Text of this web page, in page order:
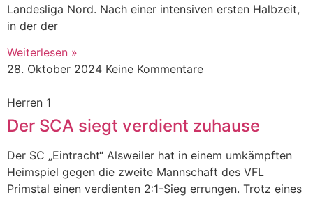
Landesliga Nord. Nach einer intensiven ersten Halbzeit,
in der der
Weiterlesen »
28. Oktober 2024 Keine Kommentare
Herren 1
Der SCA siegt verdient zuhause
Der SC „Eintracht“ Alsweiler hat in einem umkämpften
Heimspiel gegen die zweite Mannschaft des VFL
Primstal einen verdienten 2:1-Sieg errungen. Trotz eines